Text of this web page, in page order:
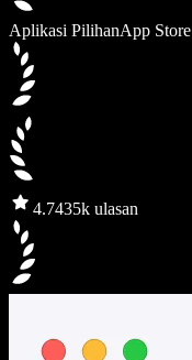
Aplikasi PilihanApp Store
4.7435k ulasan